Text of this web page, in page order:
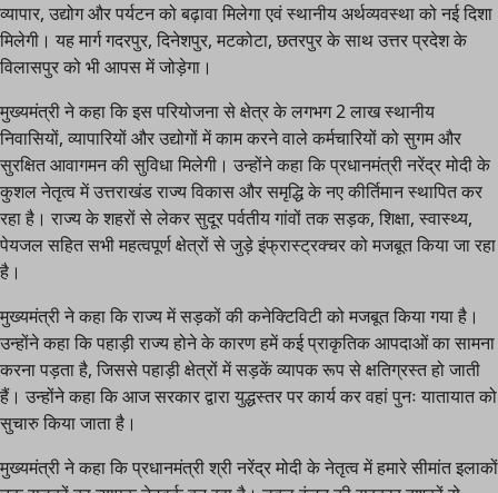
व्यापार, उद्योग और पर्यटन को बढ़ावा मिलेगा एवं स्थानीय अर्थव्यवस्था को नई दिशा
मिलेगी। यह मार्ग गदरपुर, दिनेशपुर, मटकोटा, छतरपुर के साथ उत्तर प्रदेश के
विलासपुर को भी आपस में जोड़ेगा।
मुख्यमंत्री ने कहा कि इस परियोजना से क्षेत्र के लगभग 2 लाख स्थानीय
निवासियों, व्यापारियों और उद्योगों में काम करने वाले कर्मचारियों को सुगम और
सुरक्षित आवागमन की सुविधा मिलेगी। उन्होंने कहा कि प्रधानमंत्री नरेंद्र मोदी के
कुशल नेतृत्व में उत्तराखंड राज्य विकास और समृद्धि के नए कीर्तिमान स्थापित कर
रहा है। राज्य के शहरों से लेकर सुदूर पर्वतीय गांवों तक सड़क, शिक्षा, स्वास्थ्य,
पेयजल सहित सभी महत्वपूर्ण क्षेत्रों से जुड़े इंफ्रास्ट्रक्चर को मजबूत किया जा रहा
है।
मुख्यमंत्री ने कहा कि राज्य में सड़कों की कनेक्टिविटी को मजबूत किया गया है।
उन्होंने कहा कि पहाड़ी राज्य होने के कारण हमें कई प्राकृतिक आपदाओं का सामना
करना पड़ता है, जिससे पहाड़ी क्षेत्रों में सड़कें व्यापक रूप से क्षतिग्रस्त हो जाती
हैं। उन्होंने कहा कि आज सरकार द्वारा युद्धस्तर पर कार्य कर वहां पुनः यातायात को
सुचारु किया जाता है।
मुख्यमंत्री ने कहा कि प्रधानमंत्री श्री नरेंद्र मोदी के नेतृत्व में हमारे सीमांत इलाकों